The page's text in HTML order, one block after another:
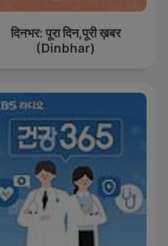
दिनभर: पूरा दिन,पूरी ख़बर
(Dinbhar)